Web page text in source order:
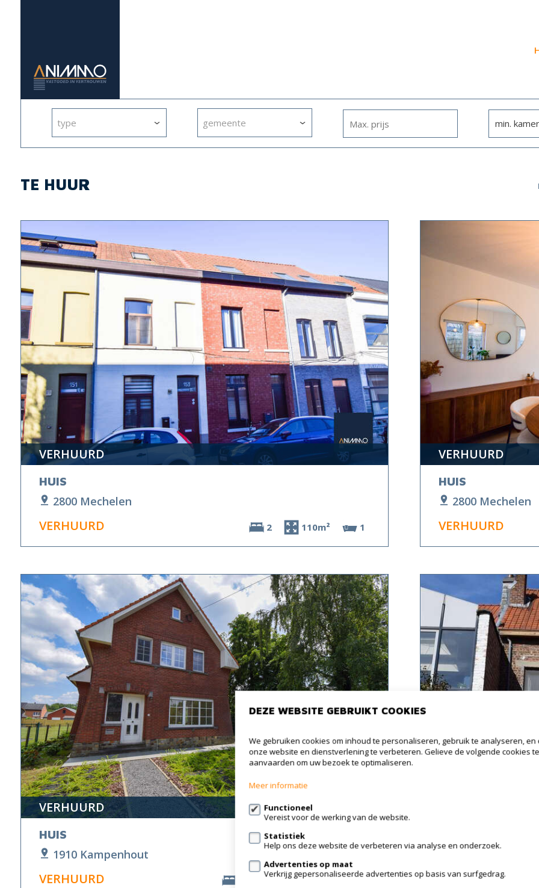
type gemeente
TE HUUR
VERHUURD
HUIS
2800 Mechelen
VERHUURD 2 110m² 1
VERHUURD
HUIS
2800 Mechelen
VERHUURD
VERHUURD
HUIS
1910 Kampenhout
VERHUURD 167m² 2 VERHUURD
DEZE WEBSITE GEBRUIKT COOKIES
We gebruiken cookies om inhoud te personaliseren, gebruik te analyseren, en
onze website en dienstverlening te verbeteren. Gelieve de volgende cookies te
aanvaarden om uw bezoek te optimaliseren.
Meer informatie
Functioneel
Vereist voor de werking van de website.
Statistiek
Help ons deze website de verbeteren via analyse en onderzoek.
Advertenties op maat
Verkrijg gepersonaliseerde advertenties op basis van surfgedrag.